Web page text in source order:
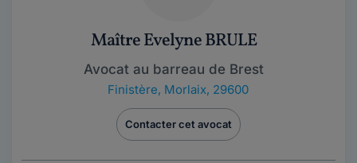
Maître Evelyne BRULE
Avocat au barreau de Brest
Finistère, Morlaix, 29600
Contacter cet avocat